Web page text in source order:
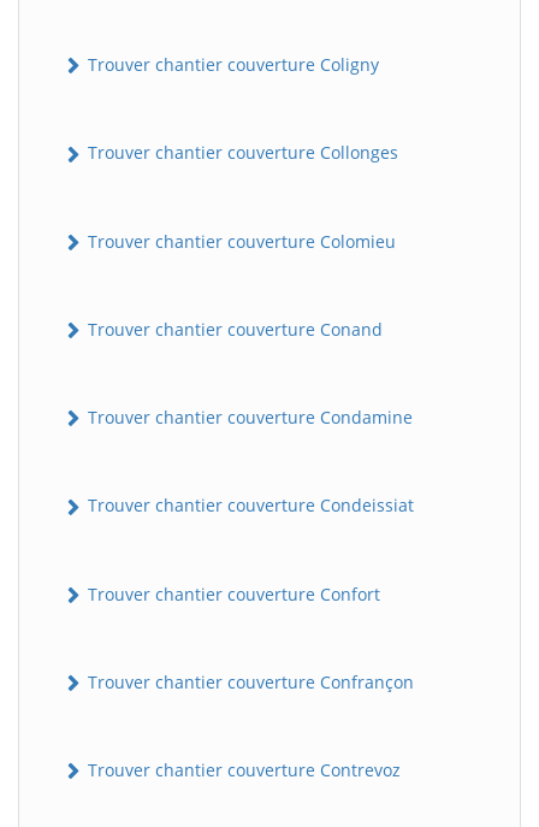
Trouver chantier couverture Coligny
Trouver chantier couverture Collonges
Trouver chantier couverture Colomieu
Trouver chantier couverture Conand
Trouver chantier couverture Condamine
Trouver chantier couverture Condeissiat
Trouver chantier couverture Confort
Trouver chantier couverture Confrançon
Trouver chantier couverture Contrevoz
B Assistant en ligne